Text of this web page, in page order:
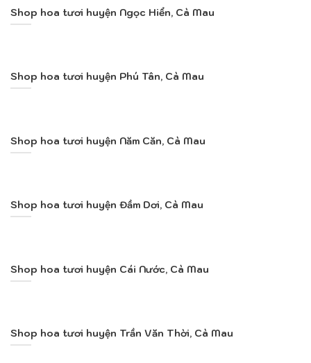
Shop hoa tươi huyện Ngọc Hiển, Cà Mau
Shop hoa tươi huyện Phú Tân, Cà Mau
Shop hoa tươi huyện Năm Căn, Cà Mau
Shop hoa tươi huyện Đầm Dơi, Cà Mau
Shop hoa tươi huyện Cái Nước, Cà Mau
Shop hoa tươi huyện Trần Văn Thời, Cà Mau